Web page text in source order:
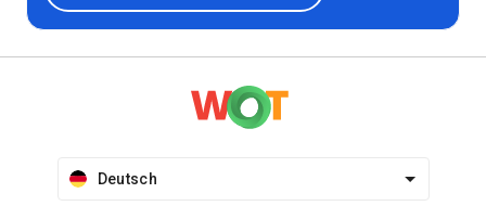
Deutsch